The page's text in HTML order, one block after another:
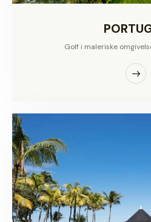
Golf i maleriske